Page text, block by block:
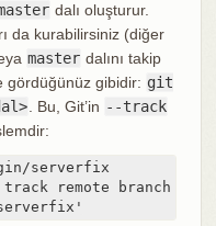
dalı oluşturur.
da kurabilirsiniz (diğer
master dalını takip
gördüğünüz gibidir: git
. Bu, Git’in --track
serverfix
remote branch